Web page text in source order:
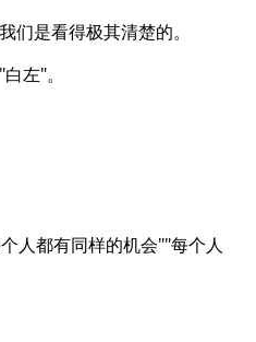
们是看得极其清楚的。
左"。
人都有同样的机会""每个人